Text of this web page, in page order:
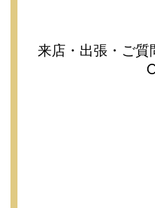
来店・出張・ご質